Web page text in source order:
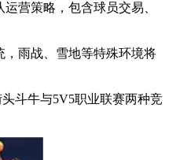
营策略，包含球员交易、
，雨战、雪地等特殊环境将
斗牛与5V5职业联赛两种竞